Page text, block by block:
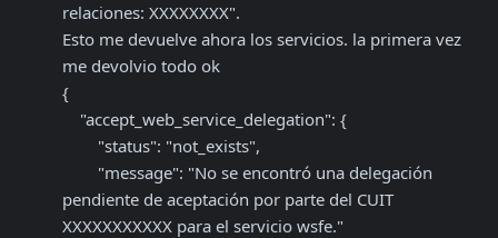
relaciones: XXXXXXXX".
Esto me devuelve ahora los servicios. la primera vez
me devolvio todo ok
{
pendiente de aceptación por parte del CUIT
XXXXXXXXXXX para el servicio wsfe."